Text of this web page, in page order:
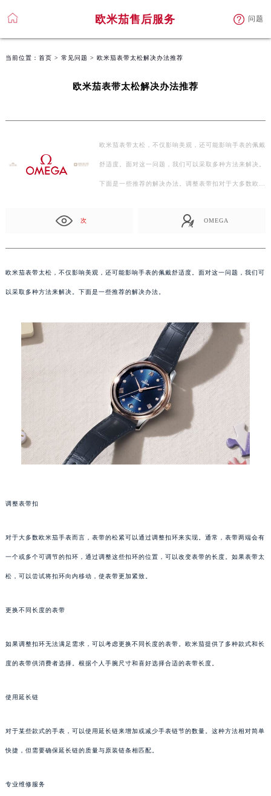
欧米茄售后服务 问题
当前位置： 首页 > 常见问题 > 欧米茄表带太松解决办法推荐
欧米茄表带太松解决办法推荐
欧米茄表带太松，不仅影响美观，还可能影响手表的佩戴
舒适度。面对这一问题，我们可以采取多种方法来解决。
下面是一些推荐的解决办法。调整表带扣对于大多数欧…
次 OMEGA
欧米茄表带太松，不仅影响美观，还可能影响手表的佩戴舒适度。面对这一问题，我们可
以采取多种方法来解决。下面是一些推荐的解决办法。
调整表带扣
对于大多数欧米茄手表而言，表带的松紧可以通过调整扣环来实现。通常，表带两端会有
一个或多个可调节的扣环，通过调整这些扣环的位置，可以改变表带的长度。如果表带太
松，可以尝试将扣环向内移动，使表带更加紧致。
更换不同长度的表带
如果调整扣环无法满足需求，可以考虑更换不同长度的表带。欧米茄提供了多种款式和长
度的表带供消费者选择。根据个人手腕尺寸和喜好选择合适的表带长度。
使用延长链
对于某些款式的手表，可以使用延长链来增加或减少手表链节的数量。这种方法相对简单
快捷，但需要确保延长链的质量与原装链条相匹配。
专业维修服务